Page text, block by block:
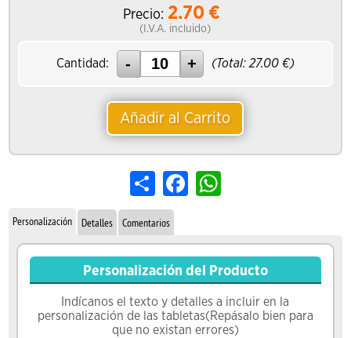
Precio: 2.70€
(I.V.A. incluido)
Cantidad: (Total:27.00€)
Añadir al Carrito
Share FacebookWhatsApp
Personalización Detalles Comentarios
Personalización del Producto
Indícanos el texto y detalles a incluir en la
personalización de las tabletas(Repásalo bien para
que no existan errores)